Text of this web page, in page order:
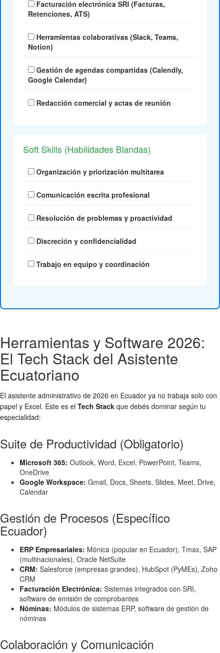
Facturación electrónica SRI (Facturas,
Retenciones, ATS)
Herramientas colaborativas (Slack, Teams,
Notion)
Gestión de agendas compartidas (Calendly,
Google Calendar)
Redacción comercial y actas de reunión
Soft Skills (Habilidades Blandas)
Organización y priorización multitarea
Comunicación escrita profesional
Resolución de problemas y proactividad
Discreción y confidencialidad
Trabajo en equipo y coordinación
Herramientas y Software 2026:
El Tech Stack del Asistente
Ecuatoriano
El asistente administrativo de 2026 en Ecuador ya no trabaja solo con
papel y Excel. Este es el Tech Stack que debés dominar según tu
especialidad:
Suite de Productividad (Obligatorio)
Microsoft 365: Outlook, Word, Excel, PowerPoint, Teams,
OneDrive
Google Workspace: Gmail, Docs, Sheets, Slides, Meet, Drive,
Calendar
Gestión de Procesos (Específico
Ecuador)
ERP Empresariales: Mónica (popular en Ecuador), Tmax, SAP
(multinacionales), Oracle NetSuite
CRM: Salesforce (empresas grandes), HubSpot (PyMEs), Zoho
CRM
Facturación Electrónica: Sistemas integrados con SRI,
software de emisión de comprobantes
Nóminas: Módulos de sistemas ERP, software de gestión de
nóminas
Colaboración y Comunicación